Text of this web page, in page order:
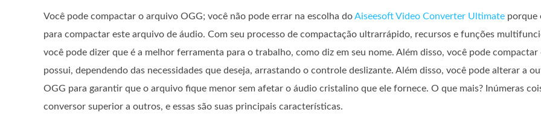
Você pode compactar o arquivo OGG; você não pode errar na escolha doAiseesoft Video Converter Ultimate porque
para compactar este arquivo de áudio. Com seu processo de compactação ultrarrápido, recursos e funções
você pode dizer que é a melhor ferramenta para o trabalho, como diz em seu nome. Além disso, você pode
possui, dependendo das necessidades que deseja, arrastando o controle deslizante. Além disso, você pode alterar a
OGG para garantir que o arquivo fique menor sem afetar o áudio cristalino que ele fornece. O que mais? Inúmeras
conversor superior a outros, e essas são suas principais características.